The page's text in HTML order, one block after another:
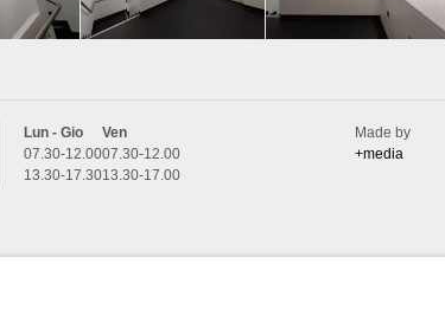
Made by
+media
Lun - Gio
07.30-12.00
13.30-17.30
Ven
07.30-12.00
13.30-17.00